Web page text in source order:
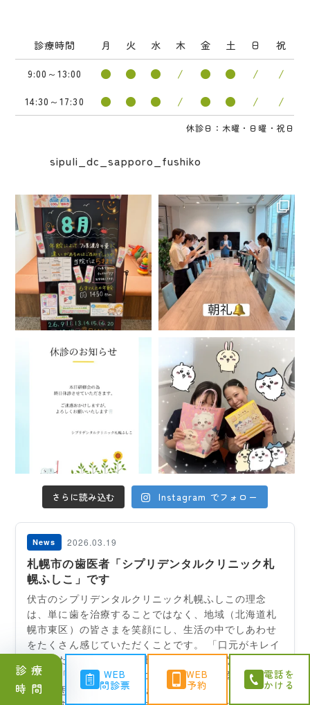
診療時間 月 火 水 木 金 土 日 祝
9:00～13:00 ● ● ● / ● ● / /
14:30～17:30 ● ● ● / ● ● / /
休診日：木曜・日曜・祝日
sipuli_dc_sapporo_fushiko
さらに読み込む Instagram でフォロー
WEB
問診票
WEB
予約
電話を
かける
診療
時間